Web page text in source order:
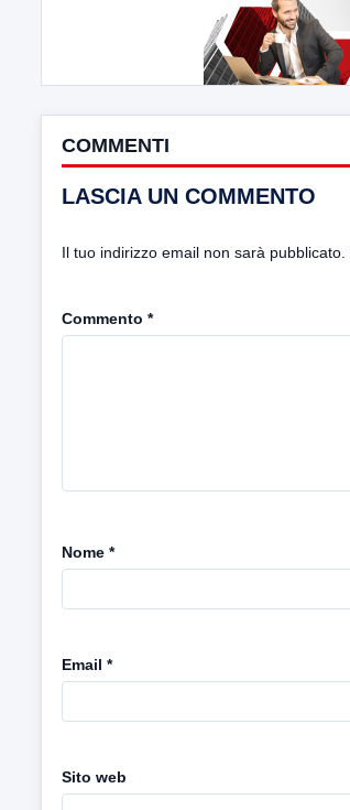
COMMENTI
LASCIA UN COMMENTO
Il tuo indirizzo email non sarà pubblicato.
Commento *
Nome *
Email *
Sito web